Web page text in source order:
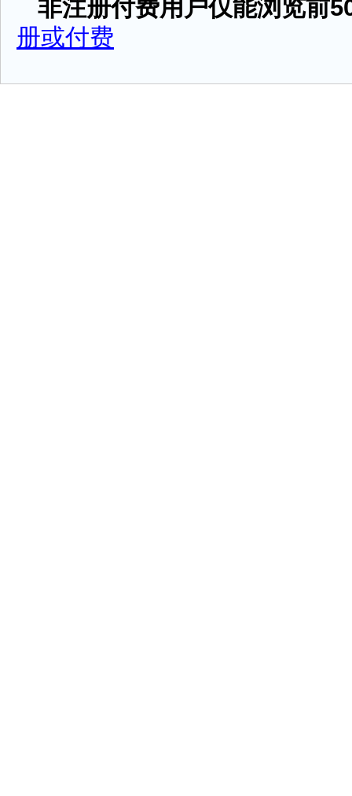
非注册付费用户仅能浏览前
册或付费